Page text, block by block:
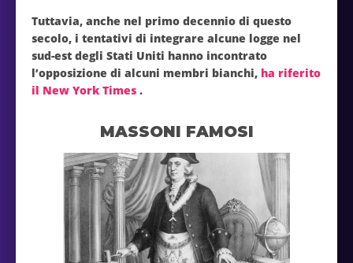
Tuttavia, anche nel primo decennio di questo
secolo, i tentativi di integrare alcune logge nel
sud-est degli Stati Uniti hanno incontrato
l’opposizione di alcuni membri bianchi, ha riferito
il New York Times .
MASSONI FAMOSI